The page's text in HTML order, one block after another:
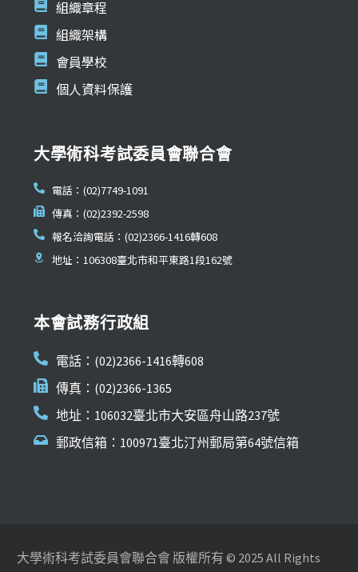
組織章程
組織架構
會員學校
個人資料保護
大學術科考試委員會聯合會
電話：(02)7749-1091
傳真：(02)2392-2598
報名洽詢電話：(02)2366-1416轉608
地址：106308臺北市和平東路1段162號
本會試務行政組
電話：(02)2366-1416轉608
傳真：(02)2366-1365
地址：106032臺北市大安區舟山路237號
郵政信箱：100971臺北汀州郵局第64號信箱
大學術科考試委員會聯合會 版權所有 © 2025 All Rights